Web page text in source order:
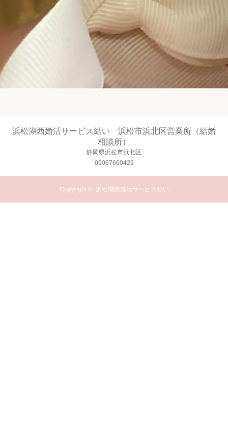
浜松湖西婚活サービス結い 浜松市浜北区営業所（結婚
相談所）
静岡県浜松市浜北区
09067660429
Copyright © 浜松湖西婚活サービス結い